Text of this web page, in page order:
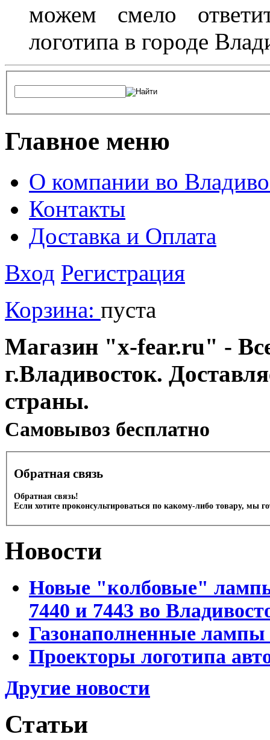
можем смело
логотипа в городе
Главное меню
О компании во
Контакты
Доставка и Оплата
Вход Регистрация
Корзина: пуста
Магазин "x-fear.ru" -
г.Владивосток.
страны.
Cамовывоз бесплатно
Обратная связь
Обратная связь!
Если хотите проконсультироваться по какому-либо товару, мы
Новости
Новые "колбовые"
7440 и 7443 во
Газонаполненные лампы
Проекторы логотипа
Другие новости
Статьи